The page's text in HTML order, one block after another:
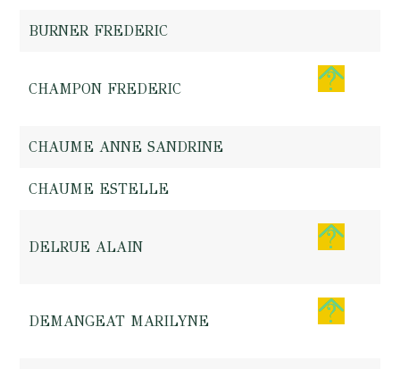
BURNER FREDERIC
CHAMPON FREDERIC
CHAUME ANNE SANDRINE
CHAUME ESTELLE
DELRUE ALAIN
DEMANGEAT MARILYNE